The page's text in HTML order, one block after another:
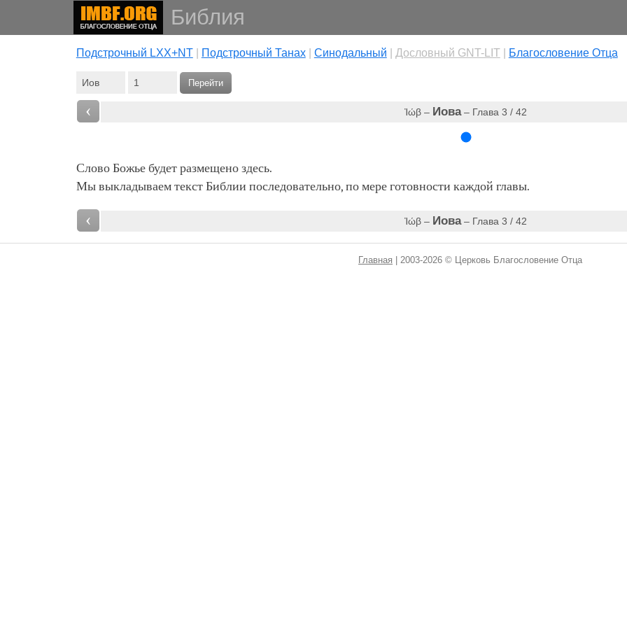
Библия
Подстрочный LXX+NT| Подстрочный Танах| Cинодальный Дословный GNT-LIT| Благословение Отца
Перейти
‹ Ἰώβ – Иова– Глава 3 / 42
Слово Божье будет размещено здесь.
Мы выкладываем текст Библии последовательно, по мере готовности каждой главы.
‹ Ἰώβ – Иова– Глава 3 / 42
Главная | 2003-2026 © Церковь Благословение Отца